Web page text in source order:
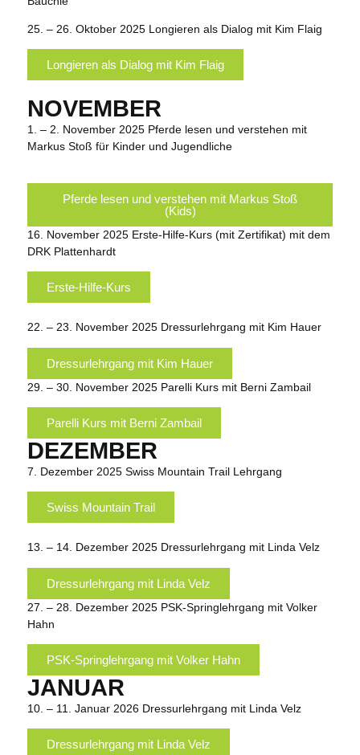
25. – 26. Oktober 2025 Longieren als Dialog mit Kim Flaig
Longieren als Dialog mit Kim Flaig
NOVEMBER
1. – 2. November 2025 Pferde lesen und verstehen mit
Markus Stoß für Kinder und Jugendliche
Pferde lesen und verstehen mit Markus Stoß
(Kids)
16. November 2025 Erste-Hilfe-Kurs (mit Zertifikat) mit dem
DRK Plattenhardt
Erste-Hilfe-Kurs
22. – 23. November 2025 Dressurlehrgang mit Kim Hauer
Dressurlehrgang mit Kim Hauer
29. – 30. November 2025 Parelli Kurs mit Berni Zambail
Parelli Kurs mit Berni Zambail
DEZEMBER
7. Dezember 2025 Swiss Mountain Trail Lehrgang
Swiss Mountain Trail
13. – 14. Dezember 2025 Dressurlehrgang mit Linda Velz
Dressurlehrgang mit Linda Velz
27. – 28. Dezember 2025 PSK-Springlehrgang mit Volker
Hahn
PSK-Springlehrgang mit Volker Hahn
JANUAR
10. – 11. Januar 2026 Dressurlehrgang mit Linda Velz
Dressurlehrgang mit Linda Velz